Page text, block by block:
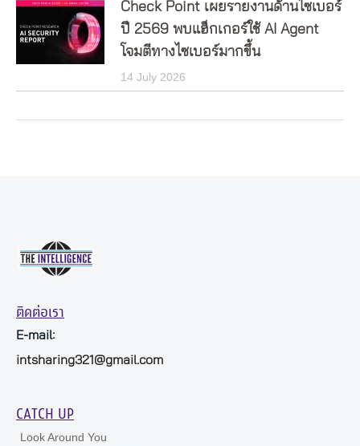
Check Point เผยรายงานด้านไซเบอร์
ปี 2569 พบแฮ็กเกอร์ใช้ AI Agent
โจมตีทางไซเบอร์มากขึ้น
14 July 2026
ติดต่อเรา
E-mail:
intsharing321@gmail.com
CATCH UP
Look Around You